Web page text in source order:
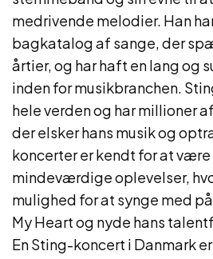
medrivende melodier. Han
bagkatalog af sange, der
årtier, og har haft en lang og
inden for musikbranchen.
hele verden og har millioner
der elsker hans musik og
koncerter er kendt for at
mindeværdige oplevelser,
mulighed for at synge med
My Heart og nyde hans
En Sting-koncert i Danmark